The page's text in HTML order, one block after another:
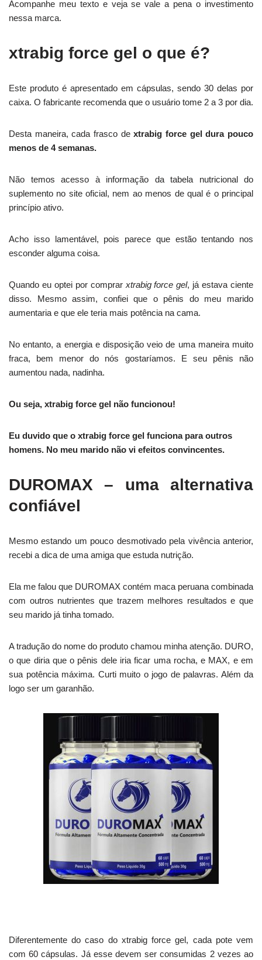
Acompanhe meu texto e veja se vale a pena o investimento
nessa marca.
xtrabig force gel o que é?
Este produto é apresentado em cápsulas, sendo 30 delas por
caixa. O fabricante recomenda que o usuário tome 2 a 3 por dia.
Desta maneira, cada frasco dextrabig force gel dura pouco
menos de 4 semanas.
Não temos acesso à informação da tabela nutricional do
suplemento no site oficial, nem ao menos de qual é o principal
princípio ativo.
Acho isso lamentável, pois parece que estão tentando nos
esconder alguma coisa.
Quando eu optei por comprar xtrabig force gel, já estava ciente
disso. Mesmo assim, confiei que o pênis do meu marido
aumentaria e que ele teria mais potência na cama.
No entanto, a energia e disposição veio de uma maneira muito
fraca, bem menor do nós gostaríamos. E seu pênis não
aumentou nada, nadinha.
Ou seja, xtrabig force gel não funcionou!
Eu duvido que o xtrabig force gel funciona para outros
homens. No meu marido não vi efeitos convincentes.
DUROMAX – uma alternativa
confiável
Mesmo estando um pouco desmotivado pela vivência anterior,
recebi a dica de uma amiga que estuda nutrição.
Ela me falou que DUROMAX contém maca peruana combinada
com outros nutrientes que trazem melhores resultados e que
seu marido já tinha tomado.
A tradução do nome do produto chamou minha atenção. DURO,
o que diria que o pênis dele iria ficar uma rocha, e MAX, e em
sua potência máxima. Curti muito o jogo de palavras. Além da
logo ser um garanhão.
Diferentemente do caso do xtrabig force gel, cada pote vem
com 60 cápsulas. Já esse devem ser consumidas 2 vezes ao